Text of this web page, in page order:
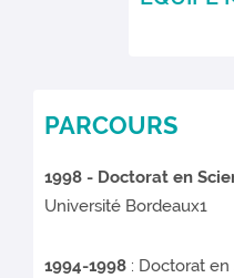
PARCOURS
1998 - Doctorat en
Université Bordeaux1
1994-1998 : Doctorat